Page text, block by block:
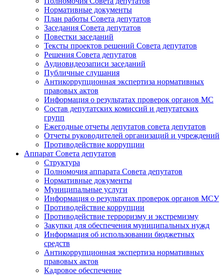
Нормативные документы
План работы Совета депутатов
Заседания Cовета депутатов
Повестки заседаний
Тексты проектов решений Совета депутатов
Решения Совета депутатов
Аудиовидеозаписи заседаний
Публичные слушания
Антикоррупционная экспертиза нормативных
правовых актов
Информация о результатах проверок органов МС
Состав депутатских комиссий и депутатских
групп
Ежегодные отчеты депутатов совета депутатов
Отчеты руководителей организаций и учреждений
Противодействие коррупции
Аппарат Совета депутатов
Структура
Полномочия аппарата Совета депутатов
Нормативные документы
Муниципальные услуги
Информация о результатах проверок органов МСУ
Противодействие коррупции
Противодействие терроризму и экстремизму
Закупки для обеспечения муниципальных нужд
Информация об использовании бюджетных
средств
Антикоррупционная экспертиза нормативных
правовых актов
Кадровое обеспечение